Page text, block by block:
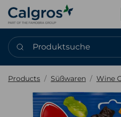
Produktsuche
Products Süßwaren Wine